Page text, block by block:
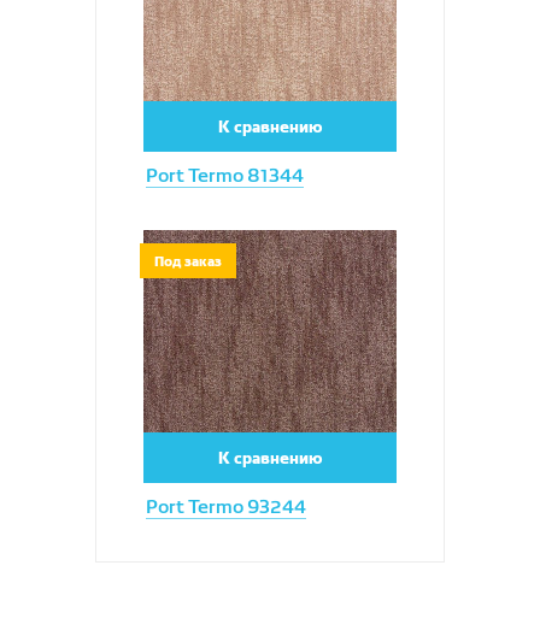
Port Termo 81344
К сравнению
Port Termo 93244
Под заказ Увеличить
К сравнению